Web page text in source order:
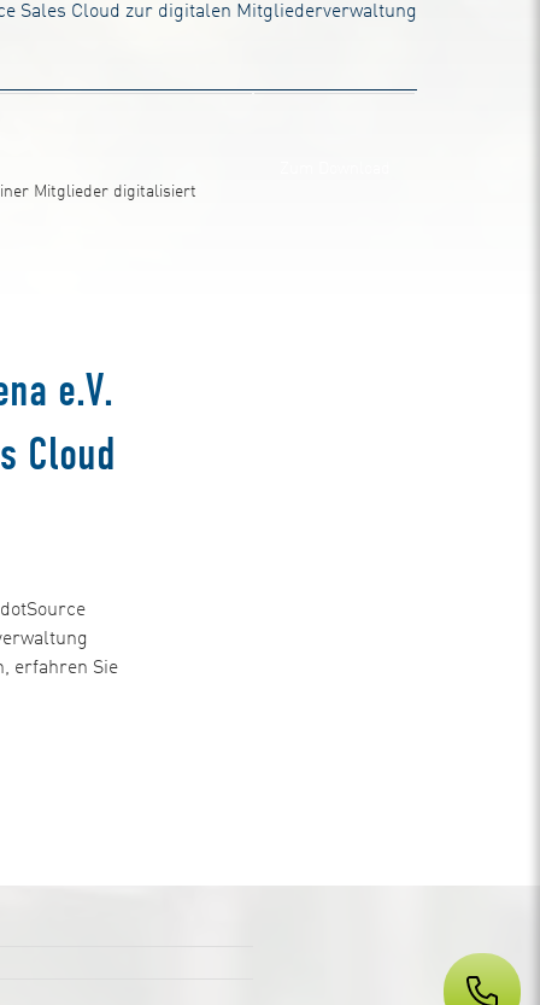
Sales Cloud zur digitalen Mitgliederverwaltung
Mitglieder digitalisiert
e.V.
Cloud
erfahren Sie